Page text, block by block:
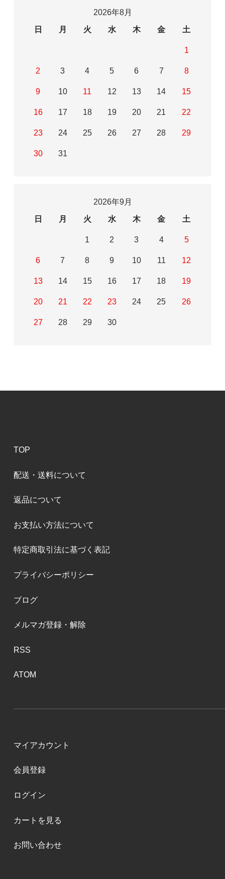
2026年8月
日
月 火 水 木 金 土
1
2 3 4 5 6 7 8
9 10 11 12 13 14 15
16 17 18 19 20 21 22
23 24 25 26 27 28 29
30 31
2026年9月
日
月 火 水 木 金 土
1 2 3 4 5
6 7 8 9 10 11 12
13 14 15 16 17 18 19
20 21 22 23 24 25 26
27 28 29 30
TOP
配送・送料について
返品について
お支払い方法について
特定商取引法に基づく表記
プライバシーポリシー
ブログ
メルマガ登録・解除
RSS
ATOM
マイアカウント
会員登録
ログイン
カートを見る
お問い合わせ